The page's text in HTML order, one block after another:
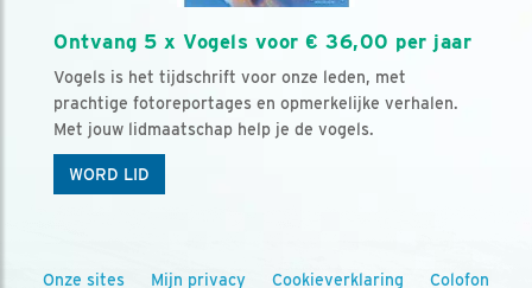
Ontvang 5 x Vogels voor € 36,00 per jaar
Vogels is het tijdschrift voor onze leden, met
prachtige fotoreportages en opmerkelijke verhalen.
Met jouw lidmaatschap help je de vogels.
WORD LID
Onze sites Mijn privacy Cookieverklaring Colofon